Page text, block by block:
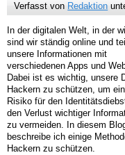
Verfasst von Redaktion
In der digitalen Welt, in der
sind wir ständig online und
unsere Informationen mit
verschiedenen Apps und
Dabei ist es wichtig, unsere
Hackern zu schützen, um
Risiko für den
den Verlust wichtiger
zu vermeiden. In diesem
beschreibe ich einige
Hackern zu schützen.